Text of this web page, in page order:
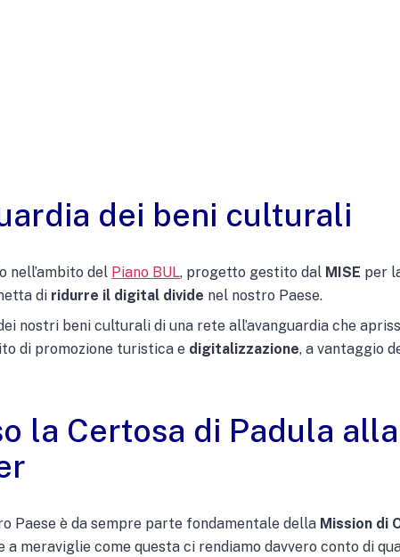
dei beni culturali
nell’ambito del Piano BUL, progetto gestito dal MISE per
di ridurre il digital divide nel nostro Paese.
nostri beni culturali di una rete all’avanguardia che
di promozione turistica e digitalizzazione, a vantaggio
la Certosa di Padula
Paese è da sempre parte fondamentale della Mission di
meraviglie come questa ci rendiamo davvero conto di